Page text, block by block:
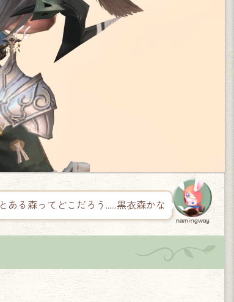
とある森ってどこだろう……黒衣森かな
namingway